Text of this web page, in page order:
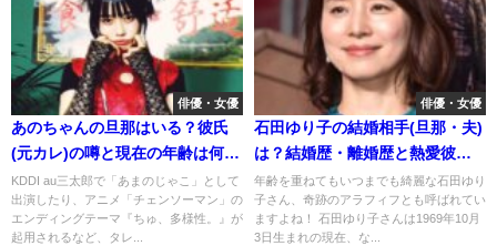
俳優・女優
あのちゃんの旦那はいる？彼氏
(元カレ)の噂と現在の年齢は何
歳？
KDDI au三太郎で「あまのじゃこ」として
出演したり、アニメ「チェンソーマン」の
エンディングテーマ『ちゅ、多様性。』が
起用されるなど、タレ...
俳優・女優
石田ゆり子の結婚相手(旦那・夫)
は？結婚歴・離婚歴と熱愛彼氏
の噂は？
年齢を重ねてもいつまでも綺麗な石田ゆり
子さん、奇跡のアラフィフとも呼ばれてい
ますよね！ 石田ゆり子さんは1969年10月
3日生まれの現在、な...